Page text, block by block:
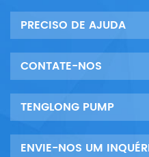
novo tipo de dispositivo de
vedação mecânica,
amplamente utilizado.
PRECISO DE AJUDA
CONTATE-NOS
TENGLONG PUMP
ENVIE-NOS UM